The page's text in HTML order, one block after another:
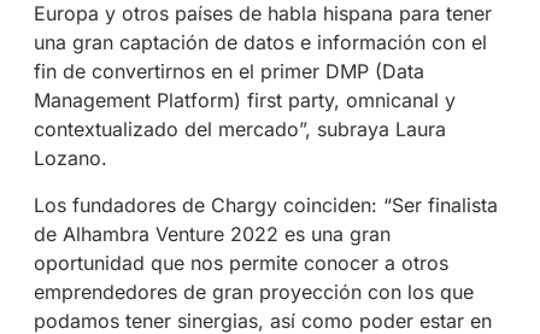
Europa y otros países de habla hispana para tener
una gran captación de datos e información con el
fin de convertirnos en el primer DMP (Data
Management Platform) first party, omnicanal y
contextualizado del mercado”, subraya Laura
Lozano.
Los fundadores de Chargy coinciden: “Ser finalista
de Alhambra Venture 2022 es una gran
oportunidad que nos permite conocer a otros
emprendedores de gran proyección con los que
podamos tener sinergias, así como poder estar en